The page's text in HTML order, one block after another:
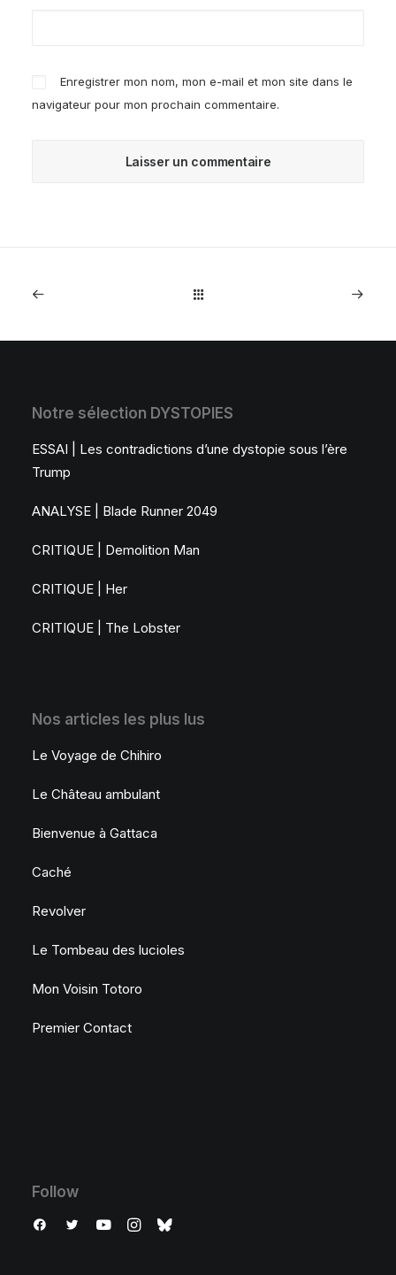
Enregistrer mon nom, mon e-mail et mon site dans le
navigateur pour mon prochain commentaire.
Notre sélection DYSTOPIES
ESSAI | Les contradictions d’une dystopie sous l’ère
Trump
ANALYSE | Blade Runner 2049
CRITIQUE | Demolition Man
CRITIQUE | Her
CRITIQUE | The Lobster
Nos articles les plus lus
Le Voyage de Chihiro
Le Château ambulant
Bienvenue à Gattaca
Caché
Revolver
Le Tombeau des lucioles
Mon Voisin Totoro
Premier Contact
Follow